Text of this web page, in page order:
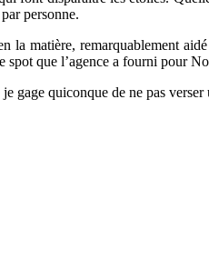
personne.
la matière, remarquablement
spot que l’agence a fourni pour
gage quiconque de ne pas